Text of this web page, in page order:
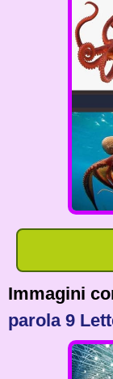
Immagini
parola 9